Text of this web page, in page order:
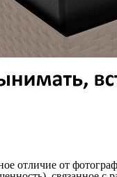
отличие от